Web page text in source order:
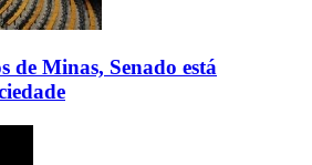
de Minas, Senado está